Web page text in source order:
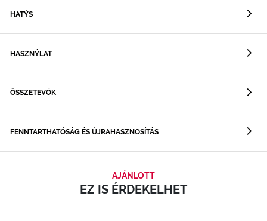
HATÝS
HASZNÝLAT
ÖSSZETEVŐK
FENNTARTHATÓSÁG ÉS ÚJRAHASZNOSÍTÁS
AJÁNLOTT
EZ IS ÉRDEKELHET